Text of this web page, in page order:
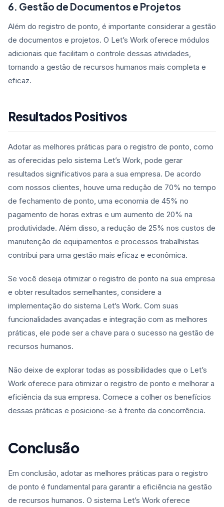
6. Gestão de Documentos e Projetos
Além do registro de ponto, é importante considerar a gestão
de documentos e projetos. O Let’s Work oferece módulos
adicionais que facilitam o controle dessas atividades,
tornando a gestão de recursos humanos mais completa e
eficaz.
Resultados Positivos
Adotar as melhores práticas para o registro de ponto, como
as oferecidas pelo sistema Let’s Work, pode gerar
resultados significativos para a sua empresa. De acordo
com nossos clientes, houve uma redução de 70% no tempo
de fechamento de ponto, uma economia de 45% no
pagamento de horas extras e um aumento de 20% na
produtividade. Além disso, a redução de 25% nos custos de
manutenção de equipamentos e processos trabalhistas
contribui para uma gestão mais eficaz e econômica.
Se você deseja otimizar o registro de ponto na sua empresa
e obter resultados semelhantes, considere a
implementação do sistema Let’s Work. Com suas
funcionalidades avançadas e integração com as melhores
práticas, ele pode ser a chave para o sucesso na gestão de
recursos humanos.
Não deixe de explorar todas as possibilidades que o Let’s
Work oferece para otimizar o registro de ponto e melhorar a
eficiência da sua empresa. Comece a colher os benefícios
dessas práticas e posicione-se à frente da concorrência.
Conclusão
Em conclusão, adotar as melhores práticas para o registro
de ponto é fundamental para garantir a eficiência na gestão
de recursos humanos. O sistema Let’s Work oferece